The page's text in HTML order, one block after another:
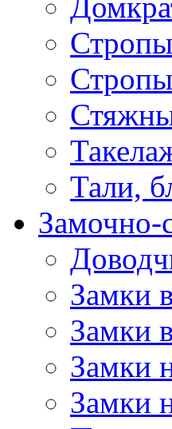
Тали,
Замочно-
Замки
Замки
Замки
Замки